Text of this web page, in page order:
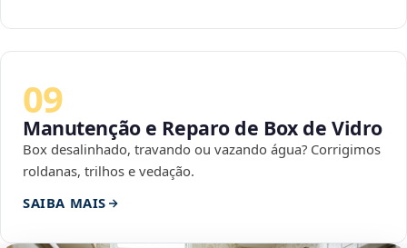
09
Manutenção e Reparo de Box de Vidro
Box desalinhado, travando ou vazando água? Corrigimos
roldanas, trilhos e vedação.
SAIBA MAIS